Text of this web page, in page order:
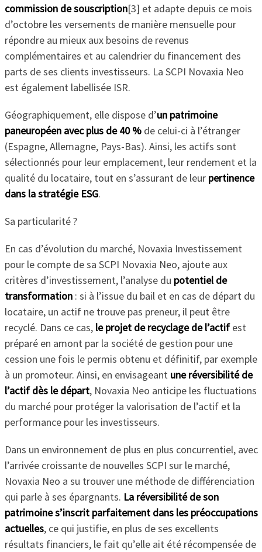
commission de souscription[3] et adapte depuis ce mois
d’octobre les versements de manière mensuelle pour
répondre au mieux aux besoins de revenus
complémentaires et au calendrier du financement des
parts de ses clients investisseurs. La SCPI Novaxia Neo
est également labellisée ISR.
Géographiquement, elle dispose d’un patrimoine
paneuropéen avec plus de 40 %de celui-ci à l’étranger
(Espagne, Allemagne, Pays-Bas). Ainsi, les actifs sont
sélectionnés pour leur emplacement, leur rendement et la
qualité du locataire, tout en s’assurant de leurpertinence
dans la stratégie ESG.
Sa particularité ?
En cas d’évolution du marché, Novaxia Investissement
pour le compte de sa SCPI Novaxia Neo, ajoute aux
critères d’investissement, l’analyse du potentiel de
transformation: si à l’issue du bail et en cas de départ du
locataire, un actif ne trouve pas preneur, il peut être
recyclé. Dans ce cas, le projet de recyclage de l’actifest
préparé en amont par la société de gestion pour une
cession une fois le permis obtenu et définitif, par exemple
à un promoteur. Ainsi, en envisageant une réversibilité de
l’actif dès le départ, Novaxia Neo anticipe les fluctuations
du marché pour protéger la valorisation de l’actif et la
performance pour les investisseurs.
Dans un environnement de plus en plus concurrentiel, avec
l’arrivée croissante de nouvelles SCPI sur le marché,
Novaxia Neo a su trouver une méthode de différenciation
qui parle à ses épargnants. La réversibilité de son
patrimoine s’inscrit parfaitement dans les préoccupations
actuelles, ce qui justifie, en plus de ses excellents
résultats financiers, le fait qu’elle ait été récompensée de